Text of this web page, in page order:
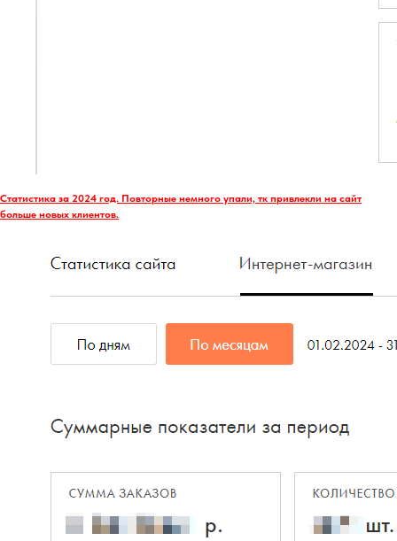
Статистика за 2024 год. Повторные немного упали, тк привлекли на сайт
больше новых клиентов.